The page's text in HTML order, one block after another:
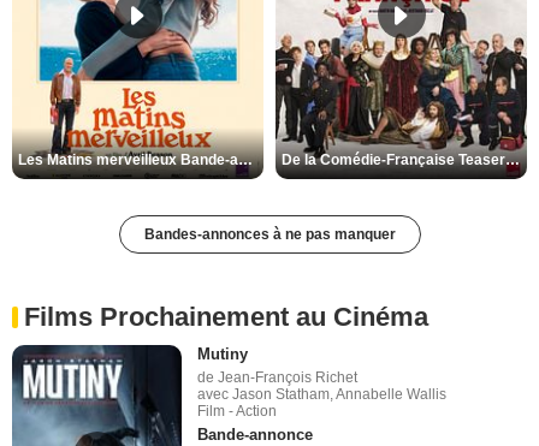
Les Matins merveilleux Bande-annonce VF De la Comédie-Française Teaser VF
Bandes-annonces à ne pas manquer
Films Prochainement au Cinéma
Mutiny
de Jean-François Richet
avec Jason Statham, Annabelle Wallis
Film - Action
Bande-annonce